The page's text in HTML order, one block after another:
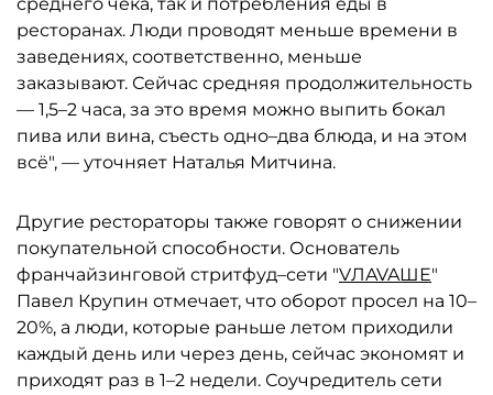
ресторанах. Люди проводят меньше времени в
заведениях, соответственно, меньше
заказывают. Сейчас средняя продолжительность
— 1,5–2 часа, за это время можно выпить бокал
пива или вина, съесть одно–два блюда, и на этом
всё", — уточняет Наталья Митчина.
Другие рестораторы также говорят о снижении
покупательной способности. Основатель
франчайзинговой стритфуд–сети "VЛAVAШЕ"
Павел Крупин отмечает, что оборот просел на 10–
20%, а люди, которые раньше летом приходили
каждый день или через день, сейчас экономят и
приходят раз в 1–2 недели. Соучредитель сети